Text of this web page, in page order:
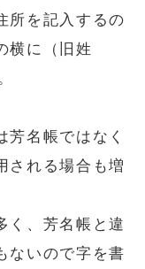
所を記入するの
横に（旧姓
芳名帳ではなく
される場合も増
く、芳名帳と違
ないので字を書